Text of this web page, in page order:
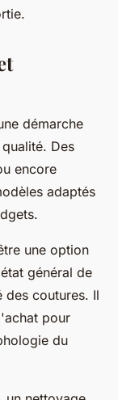
démarche
Des
encore
adaptés
une option
général de
des coutures. Il
pour
du